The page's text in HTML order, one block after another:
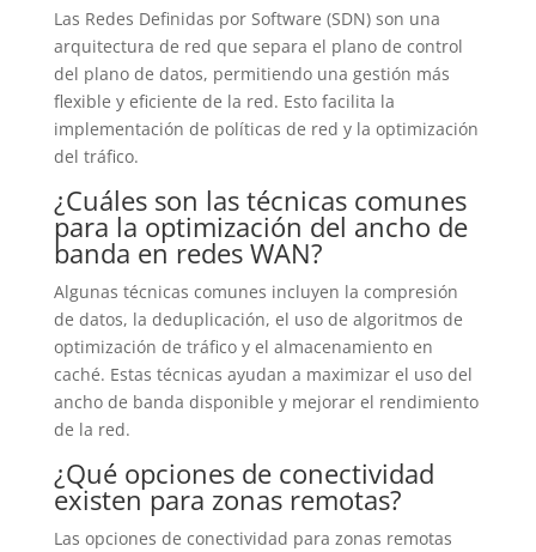
Las Redes Definidas por Software (SDN) son una
arquitectura de red que separa el plano de control
del plano de datos, permitiendo una gestión más
flexible y eficiente de la red. Esto facilita la
implementación de políticas de red y la optimización
del tráfico.
¿Cuáles son las técnicas comunes
para la optimización del ancho de
banda en redes WAN?
Algunas técnicas comunes incluyen la compresión
de datos, la deduplicación, el uso de algoritmos de
optimización de tráfico y el almacenamiento en
caché. Estas técnicas ayudan a maximizar el uso del
ancho de banda disponible y mejorar el rendimiento
de la red.
¿Qué opciones de conectividad
existen para zonas remotas?
Las opciones de conectividad para zonas remotas